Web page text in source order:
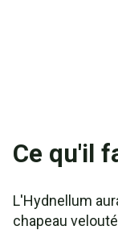
Ce qu'il
L'Hydnellum
chapeau